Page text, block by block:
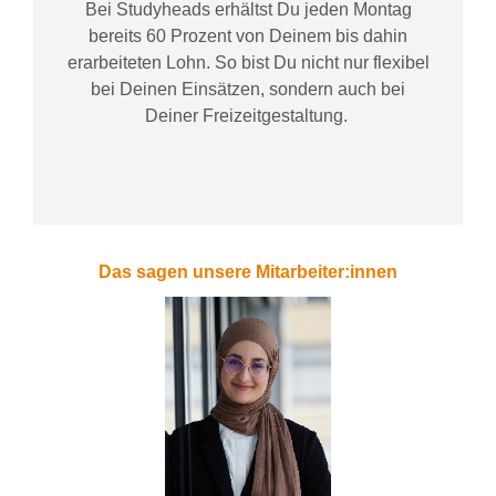
Bei Studyheadserhältst Du jeden Montag
bereits 60 Prozent von Deinem bis dahin
erarbeiteten Lohn. So bist Du nicht nur flexibel
bei Deinen Einsätzen, sondern auch bei
DeinerFreizeitgestaltung.
Das sagen unsere Mitarbeiter:innen